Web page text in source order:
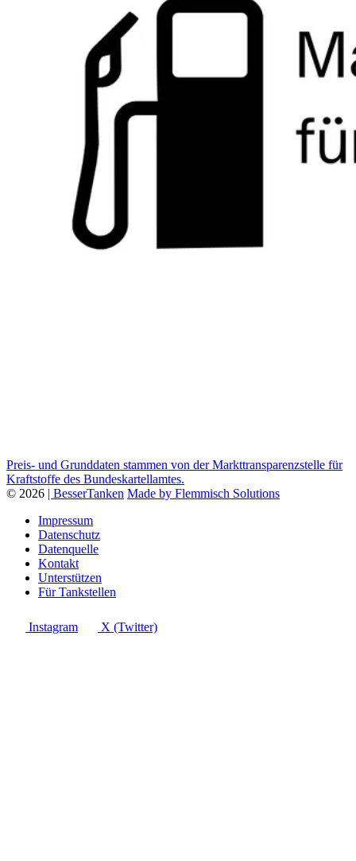
Preis- und Grunddaten stammen von der Markttransparenzstelle für
Kraftstoffe des Bundeskartellamtes.
© 2026 | BesserTanken Made by Flemmisch Solutions
Impressum
Datenschutz
Datenquelle
Kontakt
Unterstützen
Für Tankstellen
Instagram X (Twitter)